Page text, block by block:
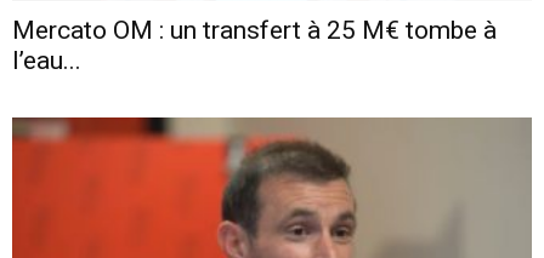
Mercato OM : un transfert à 25 M€ tombe à
l’eau...